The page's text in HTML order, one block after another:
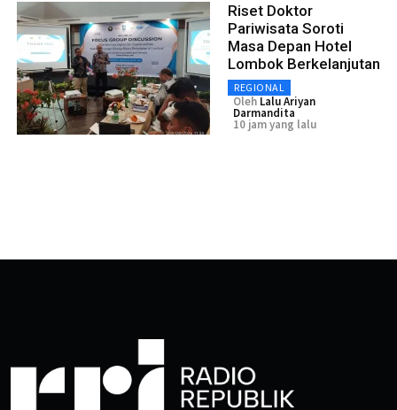
Riset Doktor
Pariwisata Soroti
Masa Depan Hotel
Lombok Berkelanjutan
REGIONAL
Oleh Lalu Ariyan
Darmandita
10 jam yang lalu